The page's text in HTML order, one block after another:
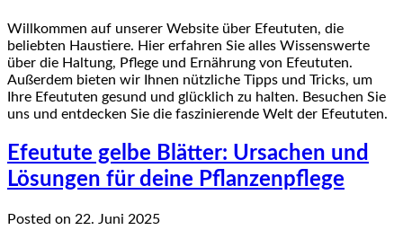
Willkommen auf unserer Website über Efeututen, die
beliebten Haustiere. Hier erfahren Sie alles Wissenswerte
über die Haltung, Pflege und Ernährung von Efeututen.
Außerdem bieten wir Ihnen nützliche Tipps und Tricks, um
Ihre Efeututen gesund und glücklich zu halten. Besuchen Sie
uns und entdecken Sie die faszinierende Welt der Efeututen.
Efeutute gelbe Blätter: Ursachen und
Lösungen für deine Pflanzenpflege
Posted on 22. Juni 2025